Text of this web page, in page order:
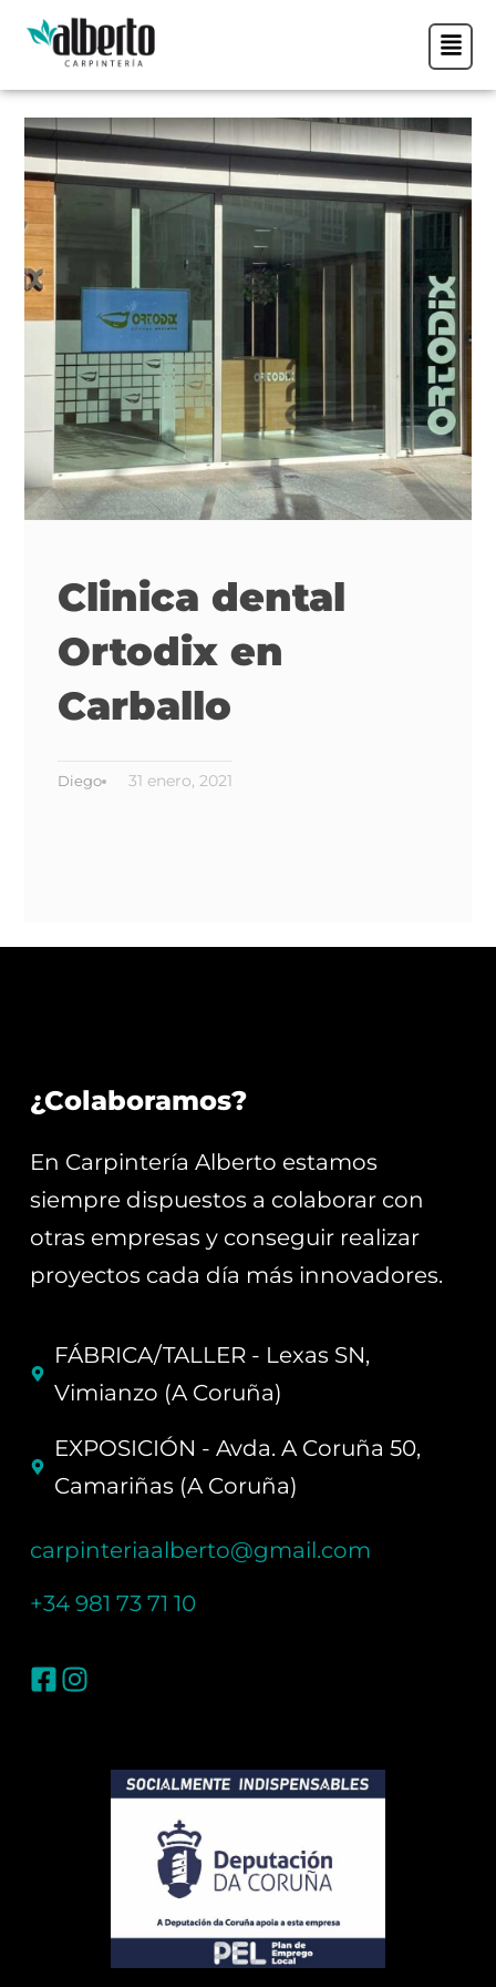
Clinica dental
Ortodix en
Carballo
Diego 31 enero, 2021
¿Colaboramos?
En Carpintería Alberto estamos
siempre dispuestos a colaborar con
otras empresas y conseguir realizar
proyectos cada día más innovadores.
FÁBRICA/TALLER - Lexas SN,
Vimianzo (A Coruña)
EXPOSICIÓN - Avda. A Coruña 50,
Camariñas (A Coruña)
carpinteriaalberto@gmail.com
+34 981 73 71 10